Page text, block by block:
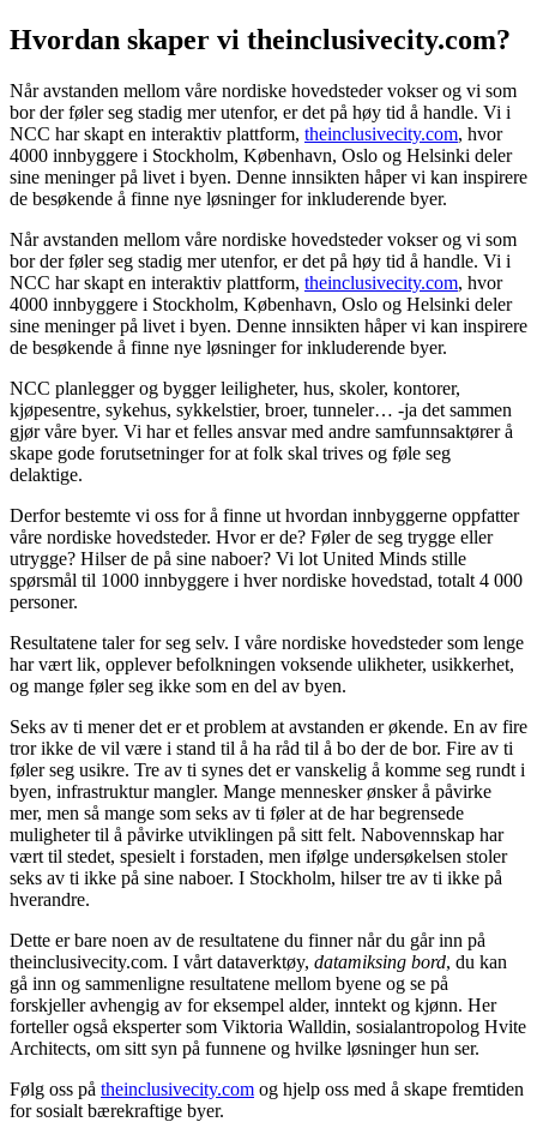
Hvordan skaper vi theinclusivecity.com?
Når avstanden mellom våre nordiske hovedsteder vokser og vi som
bor der føler seg stadig mer utenfor, er det på høy tid å handle. Vi i
NCC har skapt en interaktiv plattform, theinclusivecity.com, hvor
4000 innbyggere i Stockholm, København, Oslo og Helsinki deler
sine meninger på livet i byen. Denne innsikten håper vi kan inspirere
de besøkende å finne nye løsninger for inkluderende byer.
Når avstanden mellom våre nordiske hovedsteder vokser og vi som
bor der føler seg stadig mer utenfor, er det på høy tid å handle. Vi i
NCC har skapt en interaktiv plattform, theinclusivecity.com, hvor
4000 innbyggere i Stockholm, København, Oslo og Helsinki deler
sine meninger på livet i byen. Denne innsikten håper vi kan inspirere
de besøkende å finne nye løsninger for inkluderende byer.
NCC planlegger og bygger leiligheter, hus, skoler, kontorer,
kjøpesentre, sykehus, sykkelstier, broer, tunneler… -ja det sammen
gjør våre byer. Vi har et felles ansvar med andre samfunnsaktører å
skape gode forutsetninger for at folk skal trives og føle seg
delaktige.
Derfor bestemte vi oss for å finne ut hvordan innbyggerne oppfatter
våre nordiske hovedsteder. Hvor er de? Føler de seg trygge eller
utrygge? Hilser de på sine naboer? Vi lot United Minds stille
spørsmål til 1000 innbyggere i hver nordiske hovedstad, totalt 4 000
personer.
Resultatene taler for seg selv. I våre nordiske hovedsteder som lenge
har vært lik, opplever befolkningen voksende ulikheter, usikkerhet,
og mange føler seg ikke som en del av byen.
Seks av ti mener det er et problem at avstanden er økende. En av fire
tror ikke de vil være i stand til å ha råd til å bo der de bor. Fire av ti
føler seg usikre. Tre av ti synes det er vanskelig å komme seg rundt i
byen, infrastruktur mangler. Mange mennesker ønsker å påvirke
mer, men så mange som seks av ti føler at de har begrensede
muligheter til å påvirke utviklingen på sitt felt. Nabovennskap har
vært til stedet, spesielt i forstaden, men ifølge undersøkelsen stoler
seks av ti ikke på sine naboer. I Stockholm, hilser tre av ti ikke på
hverandre.
Dette er bare noen av de resultatene du finner når du går inn på
theinclusivecity.com. I vårt dataverktøy, datamiksing bord, du kan
gå inn og sammenligne resultatene mellom byene og se på
forskjeller avhengig av for eksempel alder, inntekt og kjønn. Her
forteller også eksperter som Viktoria Walldin, sosialantropolog Hvite
Architects, om sitt syn på funnene og hvilke løsninger hun ser.
Følg oss på theinclusivecity.com og hjelp oss med å skape fremtiden
for sosialt bærekraftige byer.